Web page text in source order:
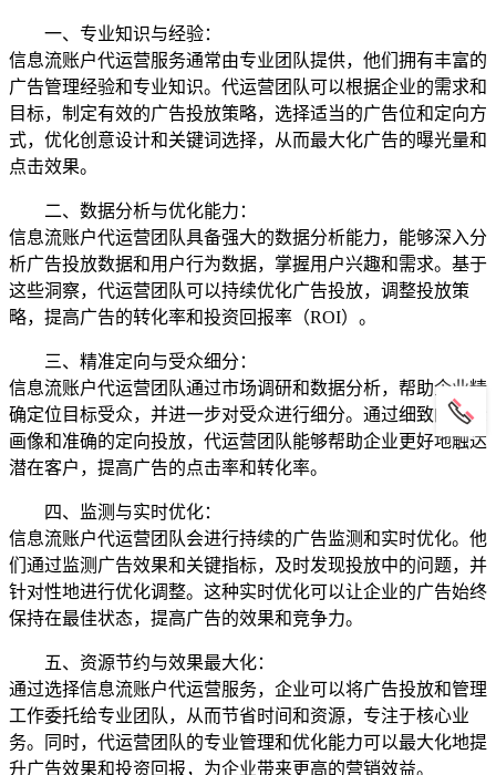
一、专业知识与经验：
信息流账户代运营服务通常由专业团队提供，他们拥有丰富的
广告管理经验和专业知识。代运营团队可以根据企业的需求和
目标，制定有效的广告投放策略，选择适当的广告位和定向方
式，优化创意设计和关键词选择，从而最大化广告的曝光量和
点击效果。
二、数据分析与优化能力：
信息流账户代运营团队具备强大的数据分析能力，能够深入分
析广告投放数据和用户行为数据，掌握用户兴趣和需求。基于
这些洞察，代运营团队可以持续优化广告投放，调整投放策
略，提高广告的转化率和投资回报率（ROI）。
三、精准定向与受众细分：
信息流账户代运营团队通过市场调研和数据分析，帮助企业精
确定位目标受众，并进一步对受众进行细分。通过细致的受众
画像和准确的定向投放，代运营团队能够帮助企业更好地触达
潜在客户，提高广告的点击率和转化率。
四、监测与实时优化：
信息流账户代运营团队会进行持续的广告监测和实时优化。他
们通过监测广告效果和关键指标，及时发现投放中的问题，并
针对性地进行优化调整。这种实时优化可以让企业的广告始终
保持在最佳状态，提高广告的效果和竞争力。
五、资源节约与效果最大化：
通过选择信息流账户代运营服务，企业可以将广告投放和管理
工作委托给专业团队，从而节省时间和资源，专注于核心业
务。同时，代运营团队的专业管理和优化能力可以最大化地提
升广告效果和投资回报，为企业带来更高的营销效益。